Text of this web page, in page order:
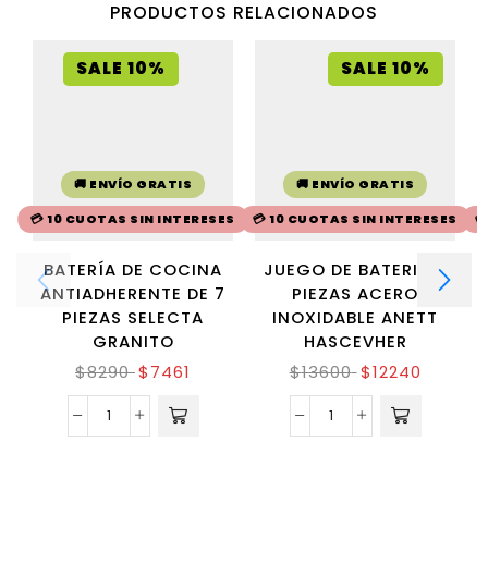
PRODUCTOS RELACIONADOS
SALE 10%
🚚 ENVÍO GRATIS
💳 10 CUOTAS SIN INTERESES
BATERÍA DE COCINA
ANTIADHERENTE DE 7
PIEZAS SELECTA
GRANITO
$8290 $7461
SALE 10%
🚚 ENVÍO GRATIS
💳 10 CUOTAS SIN INTERESES
JUEGO DE BATERIA 9
PIEZAS ACERO
INOXIDABLE ANETT
HASCEVHER
$13600 $12240